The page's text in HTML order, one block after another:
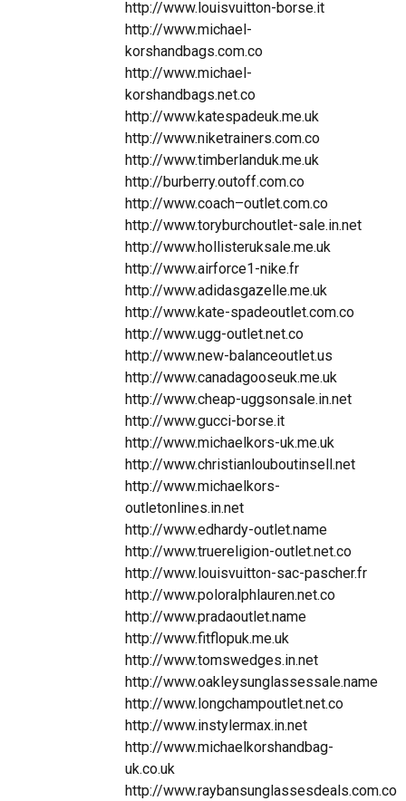
http://www.louisvuitton-borse.it
http://www.michael-
korshandbags.com.co
http://www.michael-
korshandbags.net.co
http://www.katespadeuk.me.uk
http://www.niketrainers.com.co
http://www.timberlanduk.me.uk
http://burberry.outoff.com.co
http://www.coach–outlet.com.co
http://www.toryburchoutlet-sale.in.net
http://www.hollisteruksale.me.uk
http://www.airforce1-nike.fr
http://www.adidasgazelle.me.uk
http://www.kate-spadeoutlet.com.co
http://www.ugg-outlet.net.co
http://www.new-balanceoutlet.us
http://www.canadagooseuk.me.uk
http://www.cheap-uggsonsale.in.net
http://www.gucci-borse.it
http://www.michaelkors-uk.me.uk
http://www.christianlouboutinsell.net
http://www.michaelkors-
outletonlines.in.net
http://www.edhardy-outlet.name
http://www.truereligion-outlet.net.co
http://www.louisvuitton-sac-pascher.fr
http://www.poloralphlauren.net.co
http://www.pradaoutlet.name
http://www.fitflopuk.me.uk
http://www.tomswedges.in.net
http://www.oakleysunglassessale.name
http://www.longchampoutlet.net.co
http://www.instylermax.in.net
http://www.michaelkorshandbag-
uk.co.uk
http://www.raybansunglassesdeals.com.co